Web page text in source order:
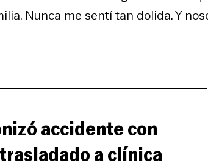
Nunca me sentí tan dolida. Y
accidente con
a clínica